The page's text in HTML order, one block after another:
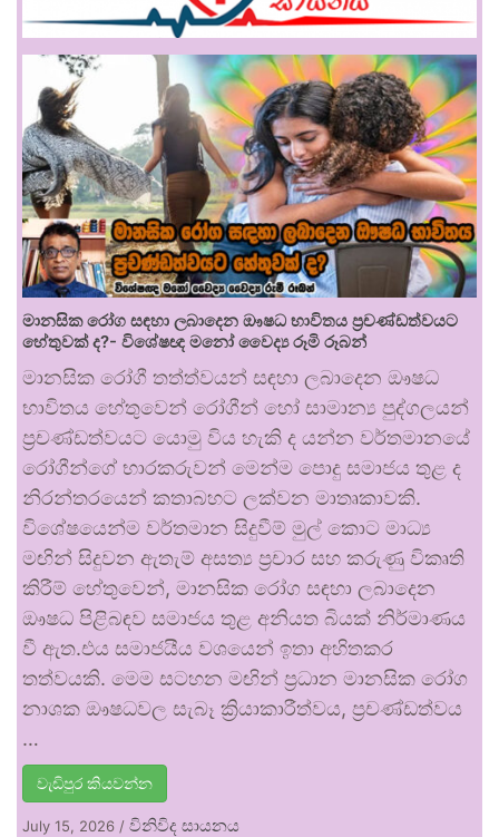
මානසික රෝග සඳහා ලබාදෙන ඖෂධ භාවිතය ප්‍රචණ්ඩත්වයට
හේතුවක් ද?- විශේෂඥ මනෝ වෛද්‍ය රූමි රූබන්
මානසික රෝගී තත්ත්වයන් සඳහා ලබාදෙන ඖෂධ
භාවිතය හේතුවෙන් රෝගීන් හෝ සාමාන්‍ය පුද්ගලයන්
ප්‍රචණ්ඩත්වයට යොමු විය හැකි ද යන්න වර්තමානයේ
රෝගීන්ගේ භාරකරුවන් මෙන්ම පොදු සමාජය තුළ ද
නිරන්තරයෙන් කතාබහට ලක්වන මාතෘකාවකි.
විශේෂයෙන්ම වර්තමාන සිදුවීම් මුල් කොට මාධ්‍ය
මඟින් සිදුවන ඇතැම් අසත්‍ය ප්‍රචාර සහ කරුණු විකෘති
කිරීම් හේතුවෙන්, මානසික රෝග සඳහා ලබාදෙන
ඖෂධ පිළිබඳව සමාජය තුළ අනියත බියක් නිර්මාණය
වී ඇත.එය සමාජයීය වශයෙන් ඉතා අහිතකර
තත්වයකි. මෙම සටහන මඟින් ප්‍රධාන මානසික රෝග
නාශක ඖෂධවල සැබෑ ක්‍රියාකාරීත්වය, ප්‍රචණ්ඩත්වය
…
වැඩිපුර කියවන්න
July 15, 2026 / විනිවිද සායනය